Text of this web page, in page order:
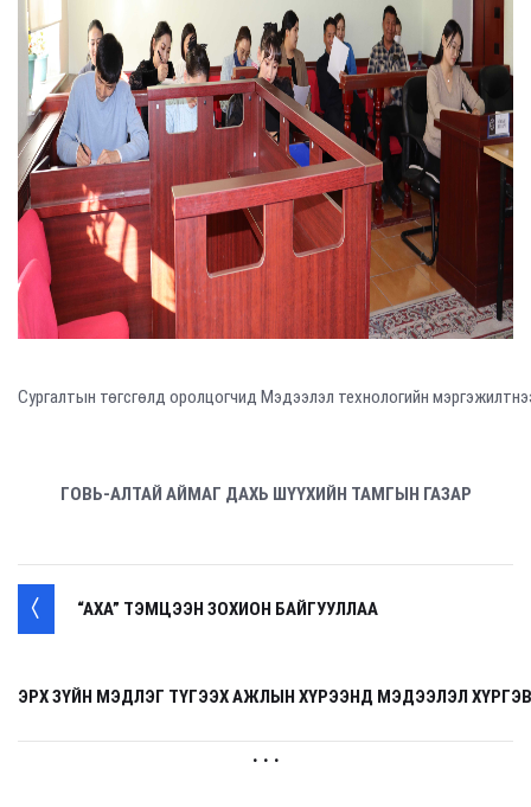
Сургалтын төгсгөлд оролцогчид Мэдээлэл технологийн
ГОВЬ-АЛТАЙ АЙМАГ ДАХЬ ШҮҮХИЙН ТАМГЫН ГАЗАР
“АХА” ТЭМЦЭЭН ЗОХИОН БАЙГУУЛЛАА
ЭРХ ЗҮЙН МЭДЛЭГ ТҮГЭЭХ АЖЛЫН ХҮРЭЭНД МЭДЭЭЛЭЛ ХҮРГЭВ
. . .